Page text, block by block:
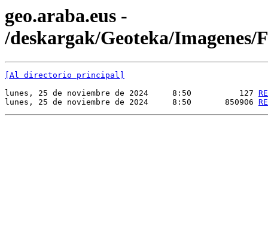
geo.araba.eus -
/deskargak/Geoteka/Imagenes/
[Al directorio principal]
lunes, 25 de noviembre de 2024     8:50          127
lunes, 25 de noviembre de 2024     8:50       850906